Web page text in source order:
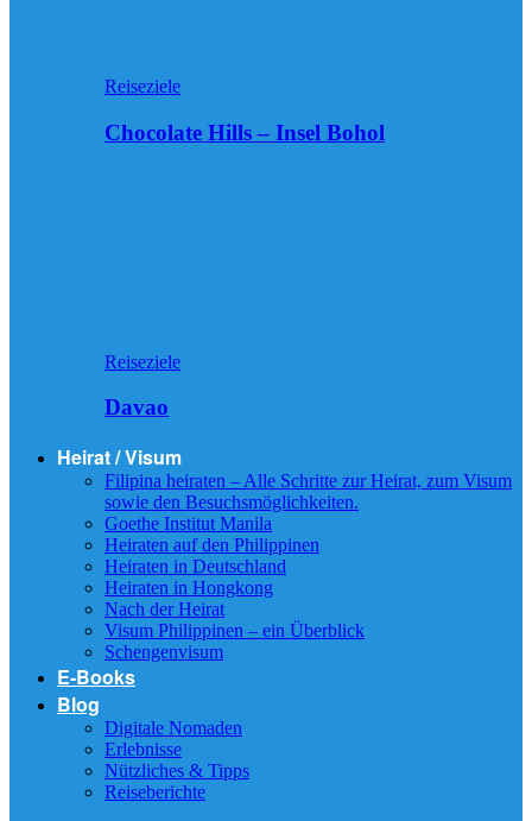
Reiseziele
Chocolate Hills – Insel Bohol
Reiseziele
Davao
Heirat / Visum
Filipina heiraten – Alle Schritte zur Heirat, zum Visum
sowie den Besuchsmöglichkeiten.
Goethe Institut Manila
Heiraten auf den Philippinen
Heiraten in Deutschland
Heiraten in Hongkong
Nach der Heirat
Visum Philippinen – ein Überblick
Schengenvisum
E-Books
Blog
Digitale Nomaden
Erlebnisse
Nützliches & Tipps
Reiseberichte